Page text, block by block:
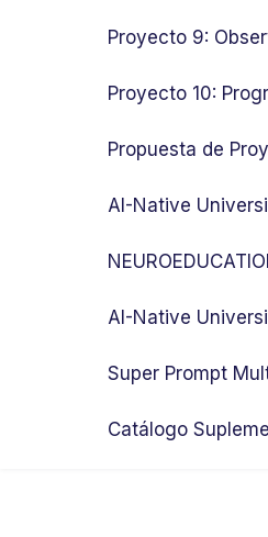
Proyecto 9:
Proyecto 10:
Propuesta de
AI-Native
AI-Native
Super Prompt
Catálogo